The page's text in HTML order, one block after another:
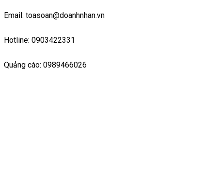
Email: toasoan@doanhnhan.vn
Hotline: 0903422331
Quảng cáo: 0989466026